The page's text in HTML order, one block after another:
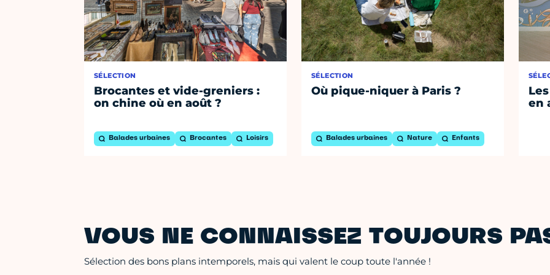
SÉLECTION
Brocantes et vide-greniers :
on chine où en août ?
Balades urbaines Brocantes Loisirs
SÉLECTION
Où pique-niquer à Paris ?
Balades urbaines Nature Enfants
en
VOUS NE CONNAISSEZ TOUJOURS
Sélection des bons plans intemporels, mais qui valent le coup toute l'année !